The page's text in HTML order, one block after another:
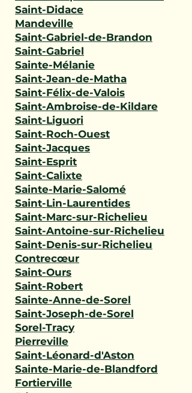
Saint-Didace
Mandeville
Saint-Gabriel-de-Brandon
Saint-Gabriel
Sainte-Mélanie
Saint-Jean-de-Matha
Saint-Félix-de-Valois
Saint-Ambroise-de-Kildare
Saint-Liguori
Saint-Roch-Ouest
Saint-Jacques
Saint-Esprit
Saint-Calixte
Sainte-Marie-Salomé
Saint-Lin-Laurentides
Saint-Marc-sur-Richelieu
Saint-Antoine-sur-Richelieu
Saint-Denis-sur-Richelieu
Contrecœur
Saint-Ours
Saint-Robert
Sainte-Anne-de-Sorel
Saint-Joseph-de-Sorel
Sorel-Tracy
Pierreville
Saint-Léonard-d'Aston
Sainte-Marie-de-Blandford
Fortierville